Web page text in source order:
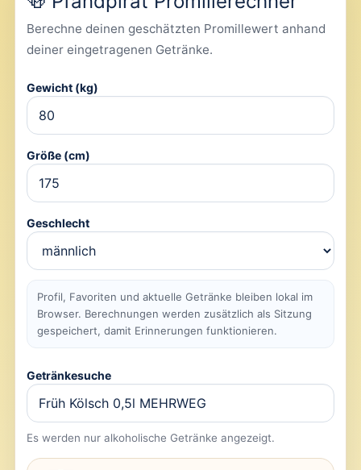
Berechne deinen geschätzten Promillewert anhand
deiner eingetragenen Getränke.
Gewicht (kg)
Größe (cm)
Geschlecht
Profil, Favoriten und aktuelle Getränke bleiben lokal im
Browser. Berechnungen werden zusätzlich als Sitzung
gespeichert, damit Erinnerungen funktionieren.
Getränkesuche
Es werden nur alkoholische Getränke angezeigt.